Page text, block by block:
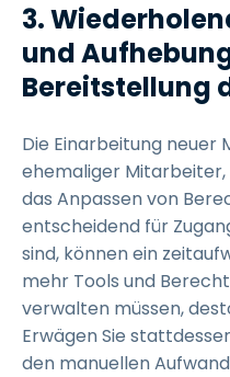
3.
und
Bereitstellung
Die Einarbeitung neuer
ehemaliger Mitarbeiter,
das Anpassen von
entscheidend für
sind, können ein
mehr Tools und
verwalten müssen,
Erwägen Sie
den manuellen